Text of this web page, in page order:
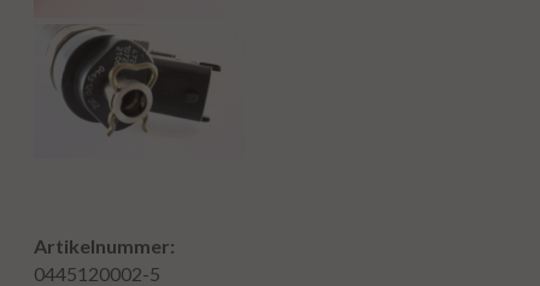
Artikelnummer:
0445120002-5